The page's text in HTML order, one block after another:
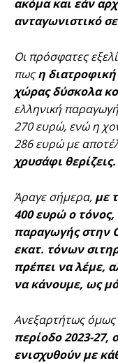
ακόμα και εάν
ανταγωνιστικό
Οι πρόσφατες
πωςη
χώρας δύσκολα
ελληνική
270 ευρώ, ενώ η
286 ευρώ με
χρυσάφι θερίζεις.
Άραγε σήμερα, με
400 ευρώ ο
παραγωγής στην
εκατ. τόνων
πρέπει να λέμε,
να κάνουμε, ως
Ανεξαρτήτως όμως
περίοδο 2023-27,
ενισχυθούν με